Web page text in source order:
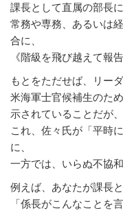
課長として直属の部長
常務や専務、あるいは
合に、
《階級を飛び越えて報
もとをただせば、リー
米海軍士官候補生のた
示されていることだが、
これ、佐々氏が「平時
に、
一方では、いらぬ不協
例えば、あなたが課長
「係長がこんなことを